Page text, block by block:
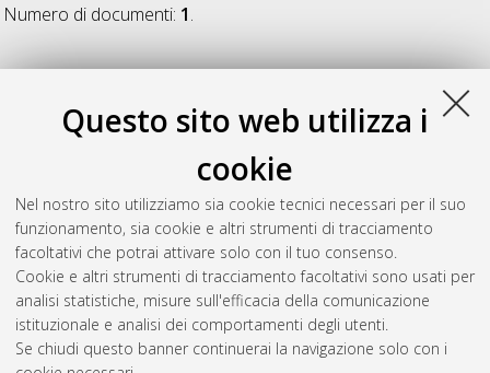
Questo sito web utilizza i
cookie
Nel nostro sito utilizziamo sia cookie tecnici necessari per il suo
funzionamento, sia cookie e altri strumenti di tracciamento
facoltativi che potrai attivare solo con il tuo consenso.
Cookie e altri strumenti di tracciamento facoltativi sono usati per
analisi statistiche, misure sull'efficacia della comunicazione
istituzionale e analisi dei comportamenti degli utenti.
Se chiudi questo banner continuerai la navigazione solo con i
Numero di documenti: 1.
R
Renzi, Nicola(2025) More-than-music. Echosystems,
acoustemologies and histories of listening from Sápmi
[Dissertation thesis], Alma Mater Studiorum Università di
Bologna. Dottorato di ricerca inScienze storiche e
archeologiche. Memoria, civilta' e patrimonio, 37 Ciclo. DOI
10.48676/unibo/amsdottorato/12076.
Questa lista e' stata generata ilFri Aug 7 20:46:32 2026 CEST